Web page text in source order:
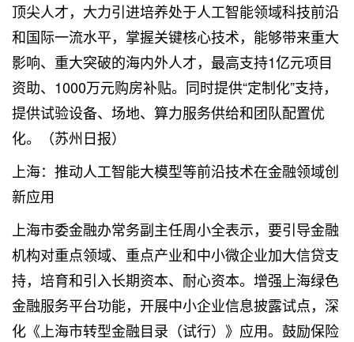
顶尖人才，大力引进培养处于人工智能领域科技前沿
和国际一流水平，掌握关键核心技术，能够带来重大
影响、重大突破的海内外人才，最高支持1亿元项目
资助、1000万元购房补贴。同时提供“定制化”支持，
提供试验设备、场地、算力服务供给和团队配置优
化。（苏州日报）
上海：推动人工智能大模型等前沿技术在金融领域创
新应用
上海市委金融办常务副主任周小全表示，要引导金融
机构对重点领域、重点产业和中小微企业加大信贷支
持，培育和引入长期资本、耐心资本。增强上海绿色
金融服务平台功能，开展中小企业信息披露试点，深
化《上海市转型金融目录（试行）》应用。鼓励保险